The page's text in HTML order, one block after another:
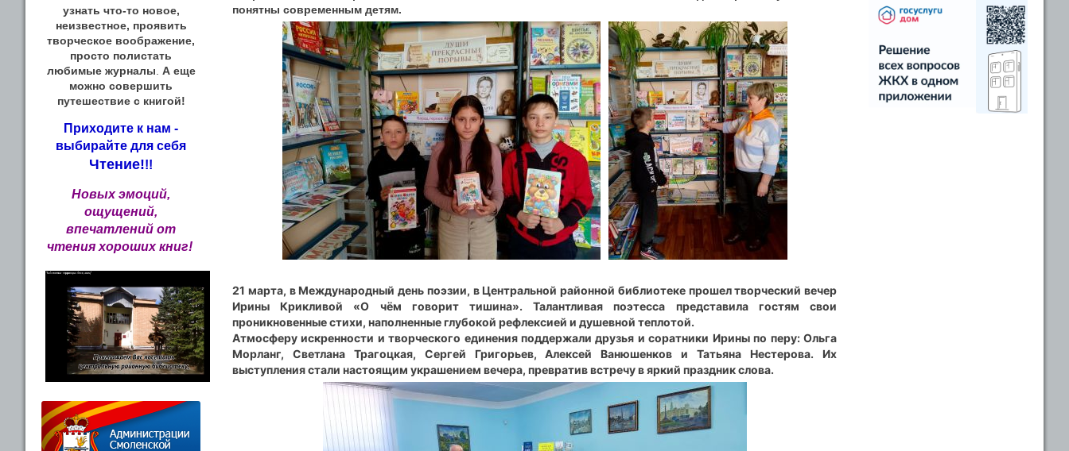
понятны современным детям.
21 марта, в Международный день поэзии, в Центральной районной библиотеке прошел творческий вечер
Ирины Крикливой «О чём говорит тишина». Талантливая поэтесса представила гостям свои
проникновенные стихи, наполненные глубокой рефлексией и душевной теплотой.
Атмосферу искренности и творческого единения поддержали друзья и соратники Ирины по перу: Ольга
Морланг, Светлана Трагоцкая, Сергей Григорьев, Алексей Ванюшенков и Татьяна Нестерова. Их
выступления стали настоящим украшением вечера, превратив встречу в яркий праздник слова.
узнать что-то новое,
неизвестное, проявить
творческое воображение,
просто полистать
любимые журналы А еще
можно совершить
путешествие с книгой!
Приходите к нам -
выбирайте для себя
Чтение!!!
Новых эмоций,
ощущений,
впечатлений от
чтения хороших книг!